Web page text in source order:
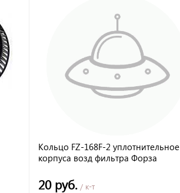
Кольцо FZ-168F-2 уплотнительное
корпуса возд фильтра Форза
20 руб. / к-т